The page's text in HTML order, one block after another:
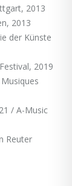
2013
2013
der Künste
2019
/ A-Music
Reuter